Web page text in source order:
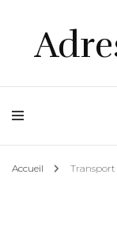
Accueil Transport